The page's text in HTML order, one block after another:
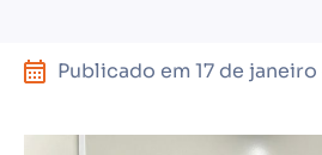
Publicado em 17 de